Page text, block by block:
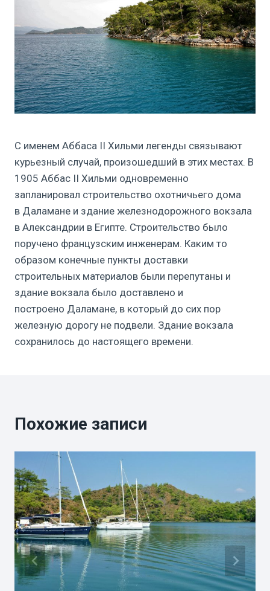
С именем Аббаса II Хильми легенды связывают
курьезный случай, произошедший в этих местах. В
1905 Аббас II Хильми одновременно
запланировал строительство охотничьего дома
в Даламане и здание железнодорожного вокзала
в Александрии в Египте. Строительство было
поручено французским инженерам. Каким то
образом конечные пункты доставки
строительных материалов были перепутаны и
здание вокзала было доставлено и
построено Даламане, в который до сих пор
железную дорогу не подвели. Здание вокзала
сохранилось до настоящего времени.
Похожие записи